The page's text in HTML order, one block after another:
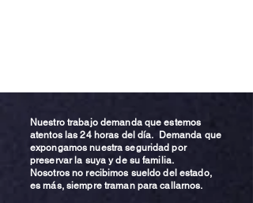
Nuestro trabajo demanda que estemos
atentos las 24 horas del día. Demanda que
expongamos nuestra seguridad por
preservar la suya y de su familia.
Nosotros no recibimos sueldo del estado,
es más, siempre traman para callarnos.